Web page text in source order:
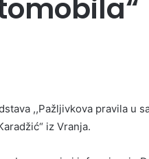
,,Pažljivkova pravila u
iz Vranja.